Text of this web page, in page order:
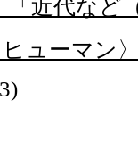
「近代など
ューマン